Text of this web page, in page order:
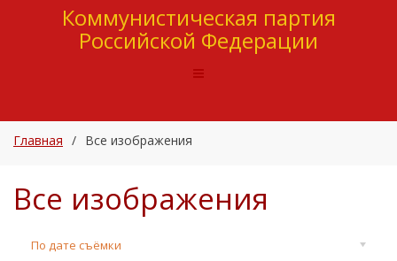
Коммунистическая партия
Российской Федерации
Главная / Все изображения
Все изображения
По дате съёмки